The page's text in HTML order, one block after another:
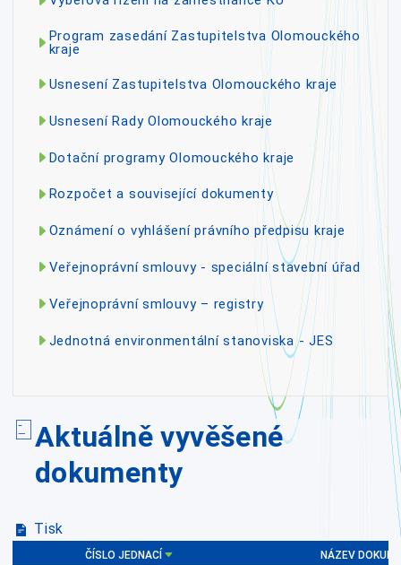
Program zasedání Zastupitelstva Olomouckého
kraje
Usnesení Zastupitelstva Olomouckého kraje
Usnesení Rady Olomouckého kraje
Dotační programy Olomouckého kraje
Rozpočet a související dokumenty
Oznámení o vyhlášení právního předpisu kraje
Veřejnoprávní smlouvy - speciální stavební úřad
Veřejnoprávní smlouvy – registry
Jednotná environmentální stanoviska - JES
Aktuálně vyvěšené
dokumenty
Tisk
ČÍSLO JEDNACÍ NÁZEV